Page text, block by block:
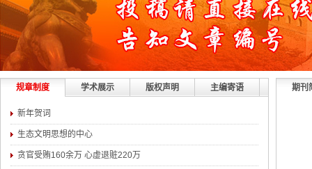
规章制度 学术展示 版权声明 主编寄语
新年贺词
生态文明思想的中心
贪官受贿160余万 心虚退赃220万
期刊